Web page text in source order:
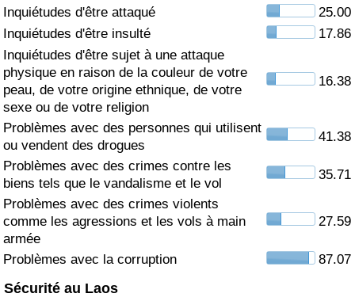
Inquiétudes d'être attaqué
25.00
Inquiétudes d'être insulté
17.86
Inquiétudes d'être sujet à une attaque
physique en raison de la couleur de votre
peau, de votre origine ethnique, de votre
sexe ou de votre religion
16.38
Problèmes avec des personnes qui utilisent
ou vendent des drogues
41.38
Problèmes avec des crimes contre les
biens tels que le vandalisme et le vol
35.71
Problèmes avec des crimes violents
comme les agressions et les vols à main
armée
27.59
Problèmes avec la corruption 87.07
Sécurité au Laos
Indice des soins de santé par Pays
Pollution
Indice de Pollution (Actuel)
Indice de pollution
Indice de Pollution par Pays
Trafic
Indice de Trafic